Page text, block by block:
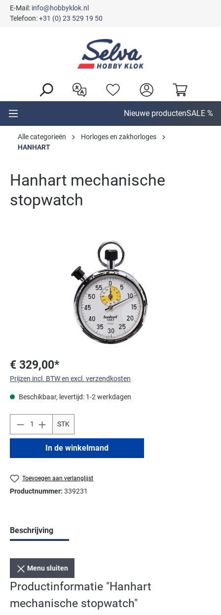
E-Mail: info@hobbyklok.nl
Telefoon:+31 (0) 23 529 19 50
Nieuwe productenSALE %
Alle categorieën
Horloges en zakhorloges
HANHART
Hanhart mechanische
stopwatch
€ 329,00*
Prijzen incl. BTW en excl. verzendkosten
Beschikbaar, levertijd: 1-2 werkdagen
STK
In de winkelmand
Toevoegen aan verlanglijst
Productnummer: 339231
Beschrijving
Menu sluiten
Productinformatie "Hanhart
mechanische stopwatch"